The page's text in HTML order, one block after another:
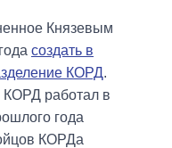
Князевым
создать в
КОРД.
работал в
года
КОРДа